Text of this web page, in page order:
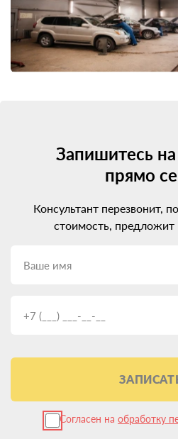
Запишитесь
прямо
Консультант перезвонит,
стоимость, предложит
Согласен на обработку